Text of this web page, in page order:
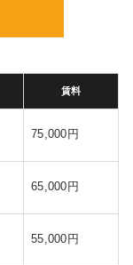
賃料
75,000円
65,000円
55,000円